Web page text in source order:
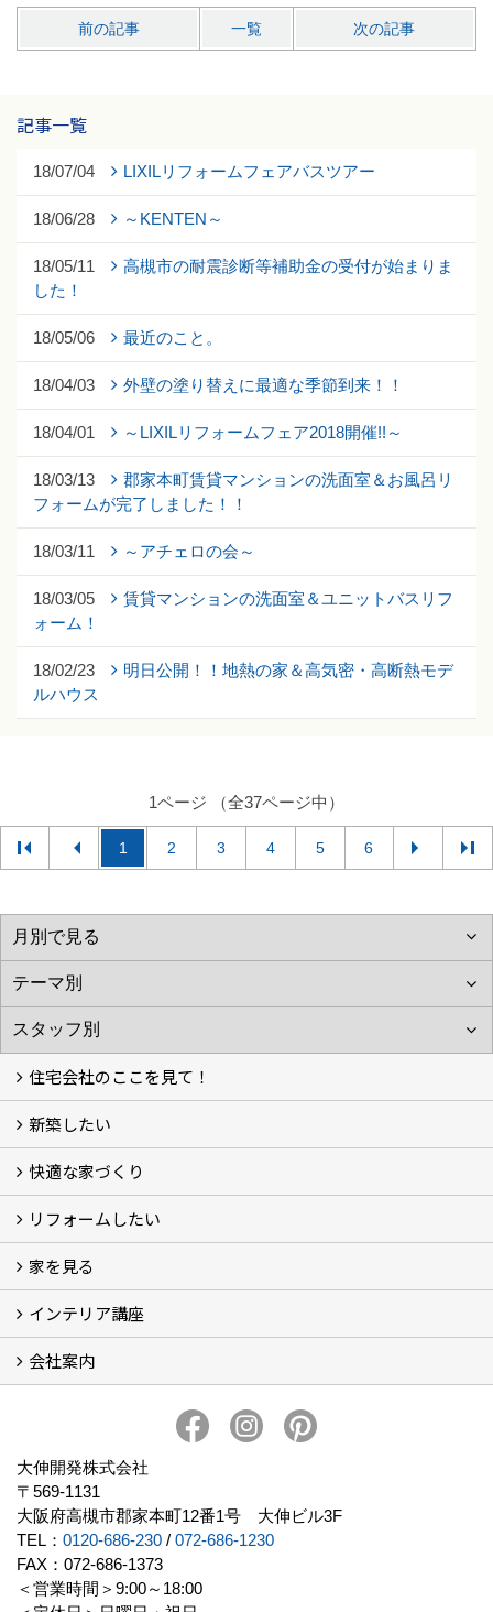
前の記事 一覧 次の記事
記事一覧
18/07/04 LIXILリフォームフェアバスツアー
18/06/28 ～KENTEN～
18/05/11
高槻市の耐震診断等補助金の受付が始まりま
した！
18/05/06 最近のこと。
18/04/03 外壁の塗り替えに最適な季節到来！！
18/04/01 ～LIXILリフォームフェア2018開催!!～
18/03/13
郡家本町賃貸マンションの洗面室＆お風呂リ
フォームが完了しました！！
18/03/11 ～アチェロの会～
18/03/05
賃貸マンションの洗面室＆ユニットバスリフ
ォーム！
18/02/23
明日公開！！地熱の家＆高気密・高断熱モデ
ルハウス
1ページ （全37ページ中）
1 2 3 4 5 6
住宅会社のここを見て！
家づくりをはじめる前に
施主をラクさせる会社とは？
理想の家を建てるには？
新築したい
こだわり
大伸の家づくり体制
地熱＆太陽光の家
家づくりスケジュール
アフター・保証体制
快適な家づくり
建替えたい
リフォームしたい
小さなリフォーム
大きなリフォーム
ビフォーアフター
家を見る
お客様の声
フォトギャラリー
ただいま建築中
施工実績
インテリア講座
イベント予告
イベント報告
会社案内
プライバシーポリシー
大伸開発株式会社
〒569-1131
大阪府高槻市郡家本町12番1号 大伸ビル3F
TEL： 0120-686-230 / 072-686-1230
FAX：072-686-1373
＜営業時間＞9:00～18:00